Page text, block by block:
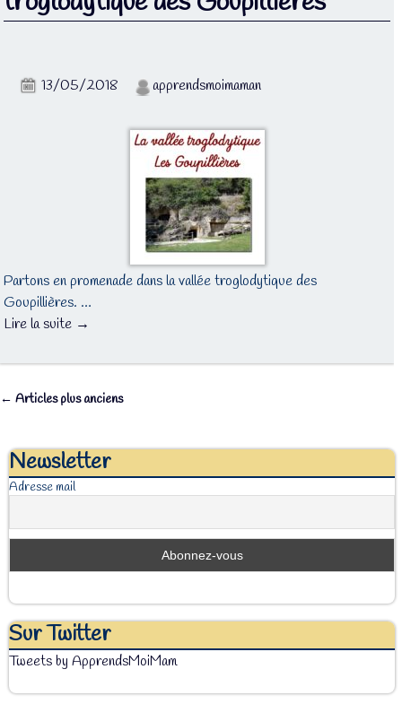
13/05/2018 apprendsmoimaman
Partons en promenade dans la vallée troglodytique des
Goupillières. …
Lire la suite →
← Articles plus anciens
Newsletter
Adresse mail
Sur Twitter
Tweets by ApprendsMoiMam